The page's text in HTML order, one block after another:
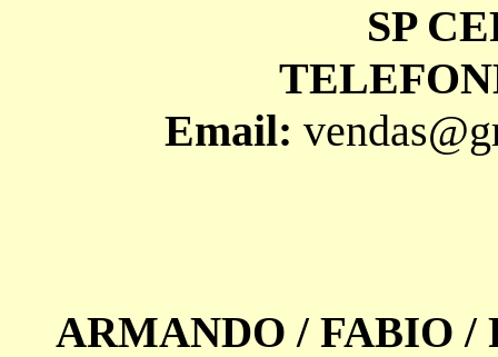
SP
Email:
ARMANDO / FABIO /